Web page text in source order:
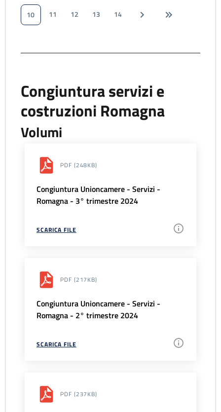
10
11 12 13 14
Congiuntura servizi e
costruzioni Romagna
Volumi
PDF (248KB)
Congiuntura Unioncamere - Servizi -
Romagna - 3° trimestre 2024
SCARICA FILE
PDF (217KB)
Congiuntura Unioncamere - Servizi -
Romagna - 2° trimestre 2024
SCARICA FILE
PDF (237KB)